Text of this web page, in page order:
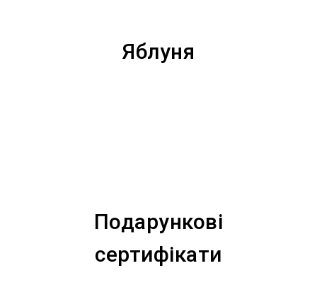
Яблуня
Подарункові
сертифікати